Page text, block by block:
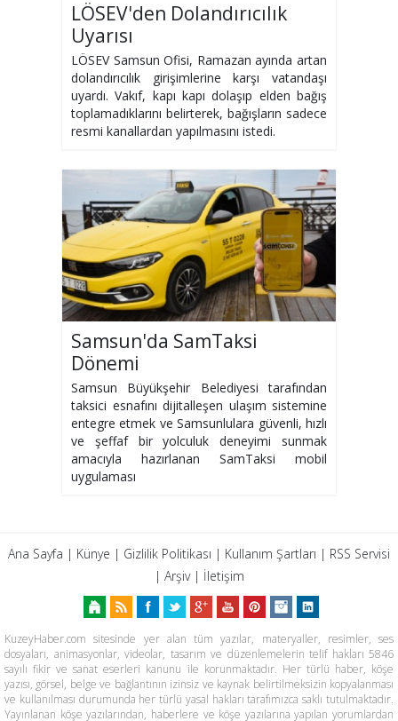
LÖSEV'den Dolandırıcılık
Uyarısı
LÖSEV Samsun Ofisi, Ramazan ayında artan
dolandırıcılık girişimlerine karşı vatandaşı
uyardı. Vakıf, kapı kapı dolaşıp elden bağış
toplamadıklarını belirterek, bağışların sadece
resmi kanallardan yapılmasını istedi.
Samsun'da SamTaksi
Dönemi
Samsun Büyükşehir Belediyesi tarafından
taksici esnafını dijitalleşen ulaşım sistemine
entegre etmek ve Samsunlulara güvenli, hızlı
ve şeffaf bir yolculuk deneyimi sunmak
amacıyla hazırlanan SamTaksi mobil
uygulaması
Ana Sayfa | Künye | Gizlilik Politikası | Kullanım Şartları | RSS Servisi
| Arşiv| İletişim
KuzeyHaber.com sitesinde yer alan tüm yazılar, materyaller, resimler, ses
dosyaları, animasyonlar, videolar, tasarım ve düzenlemelerin telif hakları 5846
sayılı fikir ve sanat eserleri kanunu ile korunmaktadır. Her türlü haber, köşe
yazısı, görsel, belge ve bağlantının izinsiz ve kaynak belirtilmeksizin kopyalanması
ve kullanılması durumunda her türlü yasal hakları tarafımızca saklı tutulmaktadır.
Yayınlanan köşe yazılarından, haberlere ve köşe yazılarına yapılan yorumlardan